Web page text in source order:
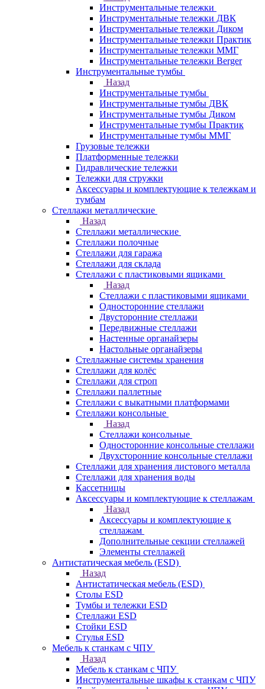
Инструментальные тележки
Инструментальные тележки ДВК
Инструментальные тележки Диком
Инструментальные тележки Практик
Инструментальные тележки ММГ
Инструментальные тележки Berger
Инструментальные тумбы
Назад
Инструментальные тумбы
Инструментальные тумбы ДВК
Инструментальные тумбы Диком
Инструментальные тумбы Практик
Инструментальные тумбы ММГ
Грузовые тележки
Платформенные тележки
Гидравлические тележки
Тележки для стружки
Аксесcуары и комплектующие к тележкам и
тумбам
Стеллажи металлические
Назад
Стеллажи металлические
Стеллажи полочные
Стеллажи для гаража
Стеллажи для склада
Стеллажи с пластиковыми ящиками
Назад
Стеллажи с пластиковыми ящиками
Односторонние стеллажи
Двусторонние стеллажи
Передвижные стеллажи
Настенные органайзеры
Настольные органайзеры
Стеллажные системы хранения
Стеллажи для колёс
Стеллажи для строп
Стеллажи паллетные
Стеллажи с выкатными платформами
Стеллажи консольные
Назад
Стеллажи консольные
Односторонние консольные стеллажи
Двухсторонние консольные стеллажи
Стеллажи для хранения листового металла
Стеллажи для хранения воды
Кассетницы
Аксесcуары и комплектующие к стеллажам
Назад
Аксесcуары и комплектующие к
стеллажам
Дополнительные секции стеллажей
Элементы стеллажей
Антистатическая мебель (ESD)
Назад
Антистатическая мебель (ESD)
Столы ESD
Тумбы и тележки ESD
Стеллажи ESD
Стойки ESD
Стулья ESD
Мебель к станкам с ЧПУ
Назад
Мебель к станкам с ЧПУ
Инструментальные шкафы к станкам с ЧПУ